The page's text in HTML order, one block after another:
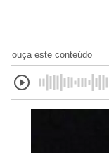
ouça este conteúdo